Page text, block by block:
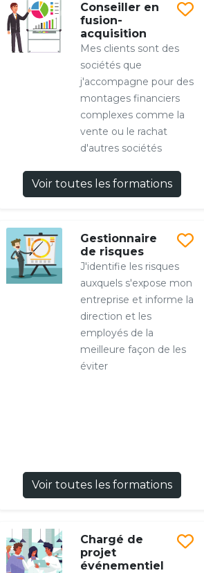
Conseiller en
fusion-
acquisition
Mes clients sont des
sociétés que
j'accompagne pour des
montages financiers
complexes comme la
vente ou le rachat
d'autres sociétés
Voir toutes les formations
Gestionnaire
de risques
J'identifie les risques
auxquels s'expose mon
entreprise et informe la
direction et les
employés de la
meilleure façon de les
éviter
Voir toutes les formations
Chargé de
projet
événementiel